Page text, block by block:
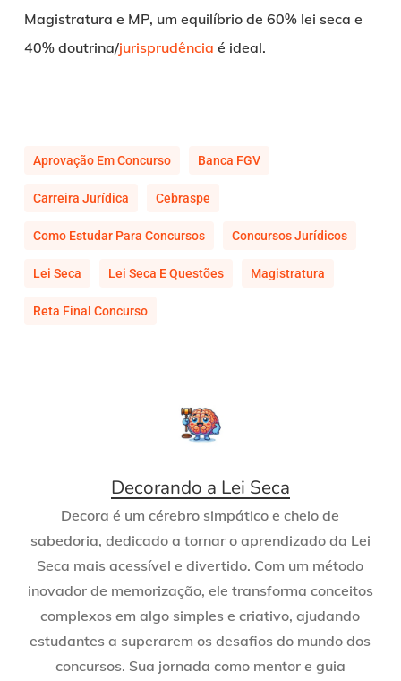
Magistratura e MP, um equilíbrio de 60% lei seca e
40% doutrina/jurisprudência é ideal.
Aprovação Em Concurso Banca FGV
Carreira Jurídica Cebraspe
Como Estudar Para Concursos Concursos Jurídicos
Lei Seca Lei Seca E Questões Magistratura
Reta Final Concurso
Decorando a Lei Seca
Decora é um cérebro simpático e cheio de
sabedoria, dedicado a tornar o aprendizado da Lei
Seca mais acessível e divertido. Com um método
inovador de memorização, ele transforma conceitos
complexos em algo simples e criativo, ajudando
estudantes a superarem os desafios do mundo dos
concursos. Sua jornada como mentor e guia